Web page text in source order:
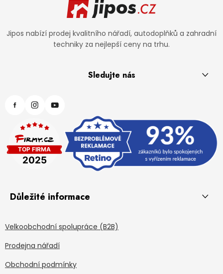
Jipos nabízí prodej kvalitního nářadí, autodoplňků a zahradní
techniky za nejlepší ceny na trhu.
Sledujte nás
Důležité informace
Velkoobchodní spolupráce (B2B)
Prodejna nářadí
Obchodní podmínky